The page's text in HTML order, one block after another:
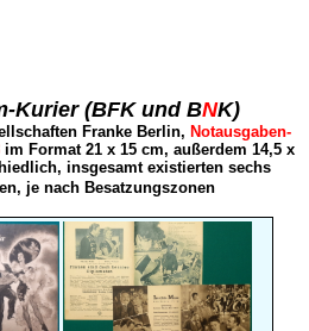
Kurier(BFK und BNK)
Franke Berlin, Notausgaben-
im Format 21 x 15 cm, außerdem 14,5 x
insgesamt existierten sechs
je nach Besatzungszonen